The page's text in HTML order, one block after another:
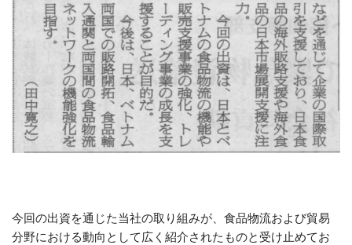
今回の出資を通じた当社の取り組みが、食品物流および貿易
分野における動向として広く紹介されたものと受け止めてお